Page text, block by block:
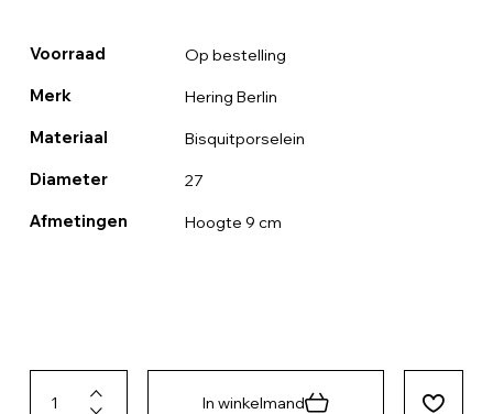
Voorraad Op bestelling
Merk Hering Berlin
Materiaal Bisquitporselein
Diameter 27
Afmetingen Hoogte 9 cm
In winkelmand